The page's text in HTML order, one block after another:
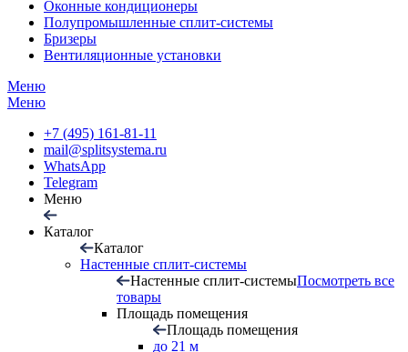
Оконные кондиционеры
Полупромышленные сплит-системы
Бризеры
Вентиляционные установки
Меню
Меню
+7 (495) 161-81-11
mail@splitsystema.ru
WhatsApp
Telegram
Меню
Каталог
Каталог
Настенные сплит-системы
Настенные сплит-системыПосмотреть все
товары
Площадь помещения
Площадь помещения
до 21 м